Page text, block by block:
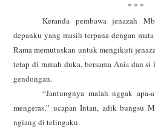
* * *
Keranda pembawa jenazah
depanku yang masih terpana dengan
Rama memutuskan untuk mengikuti
tetap di rumah duka, bersama Anis dan
gendongan.
“Jantungnya malah nggak
mengeras,” ucapan Intan, adik bungsu
ngiang di telingaku.